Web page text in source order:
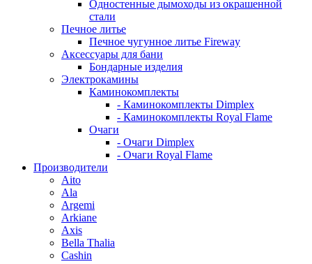
Одностенные дымоходы из окрашенной
стали
Печное литье
Печное чугунное литье Fireway
Аксессуары для бани
Бондарные изделия
Электрокамины
Каминокомплекты
- Каминокомплекты Dimplex
- Каминокомплекты Royal Flame
Очаги
- Очаги Dimplex
- Очаги Royal Flame
Производители
Aito
Ala
Argemi
Arkiane
Axis
Bella Thalia
Cashin